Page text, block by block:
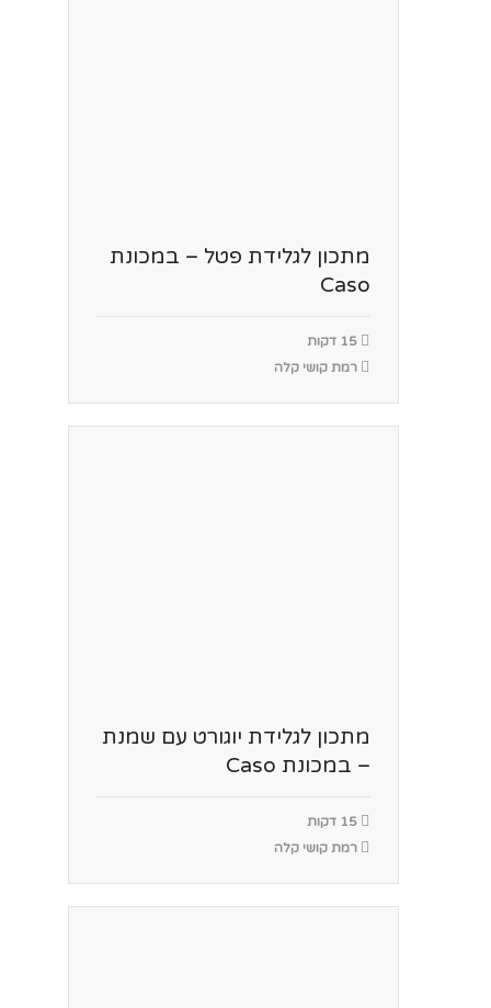
מתכון לגלידת פטל – במכונת
Caso
15 דקות
רמת קושי קלה
מתכון לגלידת יוגורט עם שמנת
– במכונת Caso
15 דקות
רמת קושי קלה